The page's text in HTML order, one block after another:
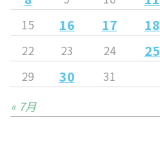
15
16 17 18
22 23 24 25
29
30
31
« 7月